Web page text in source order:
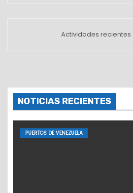
Actividades recientes
NOTICIAS RECIENTES
PUERTOS DE VENEZUELA